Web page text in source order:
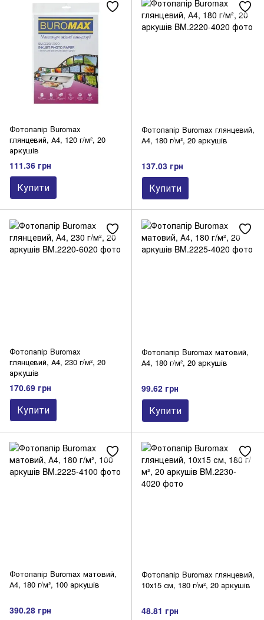
Фотопапір Buromax
глянцевий, А4, 120 г/м², 20
аркушів
111.36 грн
Купити
Фотопапір Buromax глянцевий,
А4, 180 г/м², 20 аркушів
137.03 грн
Купити
Фотопапір Buromax
глянцевий, А4, 230 г/м², 20
аркушів
170.69 грн
Купити
Фотопапір Buromax матовий,
А4, 180 г/м², 20 аркушів
99.62 грн
Купити
Фотопапір Buromax матовий,
А4, 180 г/м², 100 аркушів
390.28 грн
Фотопапір Buromax глянцевий,
10х15 см, 180 г/м², 20 аркушів
48.81 грн